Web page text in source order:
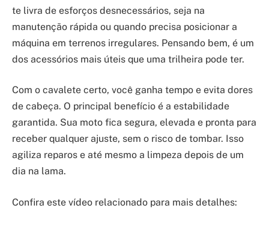
te livra de esforços desnecessários, seja na
manutenção rápida ou quando precisa posicionar a
máquina em terrenos irregulares. Pensando bem, é um
dos acessórios mais úteis que uma trilheira pode ter.
Com o cavalete certo, você ganha tempo e evita dores
de cabeça. O principal benefício é a estabilidade
garantida. Sua moto fica segura, elevada e pronta para
receber qualquer ajuste, sem o risco de tombar. Isso
agiliza reparos e até mesmo a limpeza depois de um
dia na lama.
Confira este vídeo relacionado para mais detalhes: